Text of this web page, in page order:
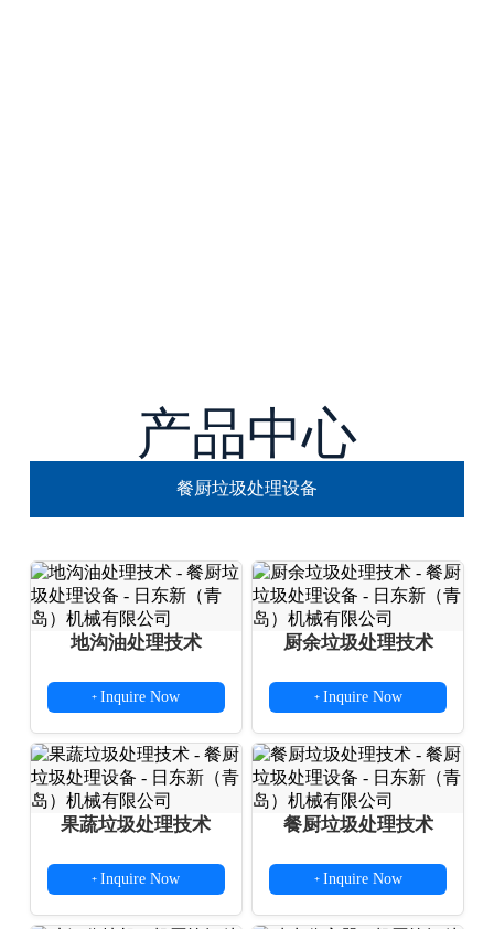
产品中心
餐厨垃圾处理设备
地沟油处理技术
+ Inquire Now
厨余垃圾处理技术
+ Inquire Now
果蔬垃圾处理技术
+ Inquire Now
餐厨垃圾处理技术
+ Inquire Now